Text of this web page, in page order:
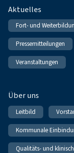
Fußnavigation
Aktuelles
Fort- und
Pressemitteilungen
Veranstaltungen
Über uns
Leitbild
Kommunale
Qualitäts- und